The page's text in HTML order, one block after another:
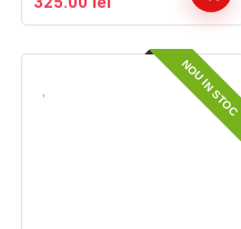
inițial
400.00 lei.
curent
este:
325.00 lei.NOU IN STOC